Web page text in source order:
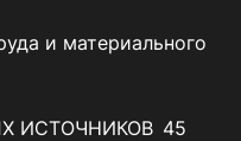
СПИСОК ИСПОЛЬЗОВАННЫХ ИСТОЧНИКОВ	45